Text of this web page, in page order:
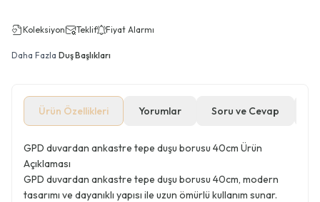
Koleksiyon Teklif Fiyat Alarmı
Daha Fazla Duş Başlıkları
Ürün Özellikleri Yorumlar Soru ve Cevap
GPD duvardan ankastre tepe duşu borusu 40cm Ürün
Açıklaması
GPD duvardan ankastre tepe duşu borusu 40cm, modern
tasarımı ve dayanıklı yapısı ile uzun ömürlü kullanım sunar.